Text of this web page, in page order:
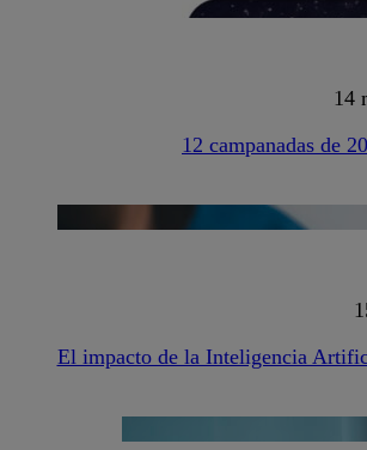
14
12 campanadas de
El impacto de la Inteligencia